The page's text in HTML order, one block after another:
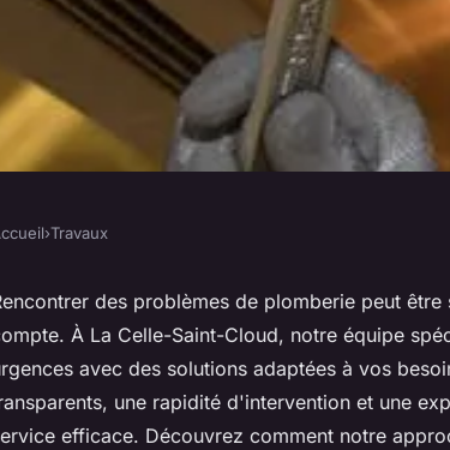
à la Celle-
nos solutions
›Travaux
des problèmes de plomberie peut
À La Celle-Saint-Cloud, notre équipe
avec des solutions adaptées à vos
une rapidité d'intervention et une
efficace. Découvrez comment notre